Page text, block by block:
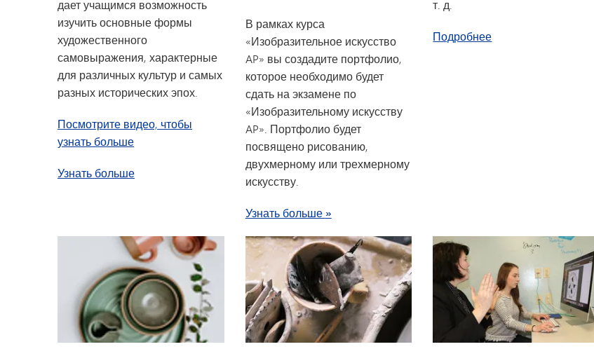
дает учащимся возможность
изучить основные формы
художественного
самовыражения, характерные
для различных культур и самых
разных исторических эпох.
Посмотрите видео, чтобы
узнать больше
Узнать большеоб курсе «История искусства» в рамках программы AP
В рамках курса
«Изобразительное искусство
AP» вы создадите портфолио,
которое необходимо будет
сдать на экзамене по
«Изобразительному искусству
AP». Портфолио будет
посвящено рисованию,
двухмерному или трехмерному
искусству.
Узнать больше о курсе «Изобразительное искусство
»
т. д.
Подробнеео курсе «Керамика I»